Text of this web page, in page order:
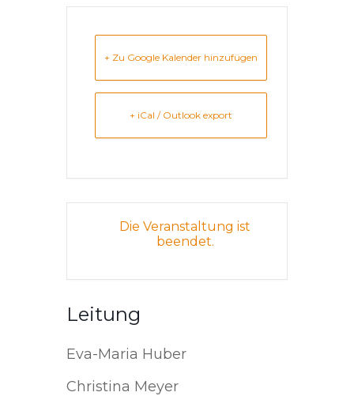
+ Zu Google Kalender hinzufügen
+ iCal / Outlook export
Die Veranstaltung ist
beendet.
Leitung
Eva-Maria Huber
Christina Meyer